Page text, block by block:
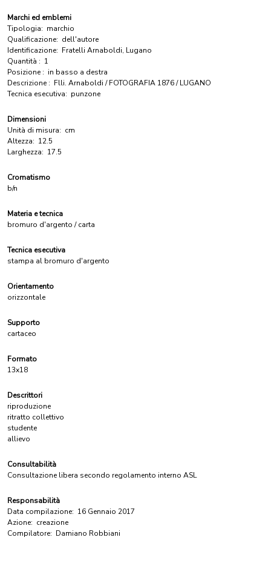
Marchi ed emblemi
Tipologia: marchio
Qualificazione: dell'autore
Identificazione: Fratelli Arnaboldi, Lugano
Quantità : 1
Posizione : in basso a destra
Descrizione : Flli. Arnaboldi / FOTOGRAFIA 1876 / LUGANO
Tecnica esecutiva: punzone
Dimensioni
Unità di misura: cm
Altezza: 12.5
Larghezza: 17.5
Cromatismo
b/n
Materia e tecnica
bromuro d'argento / carta
Tecnica esecutiva
stampa al bromuro d'argento
Orientamento
orizzontale
Supporto
cartaceo
Formato
13x18
Descrittori
riproduzione
ritratto collettivo
studente
allievo
Consultabilità
Consultazione libera secondo regolamento interno ASL
Responsabilità
Data compilazione: 16 Gennaio 2017
Azione: creazione
Compilatore: Damiano Robbiani